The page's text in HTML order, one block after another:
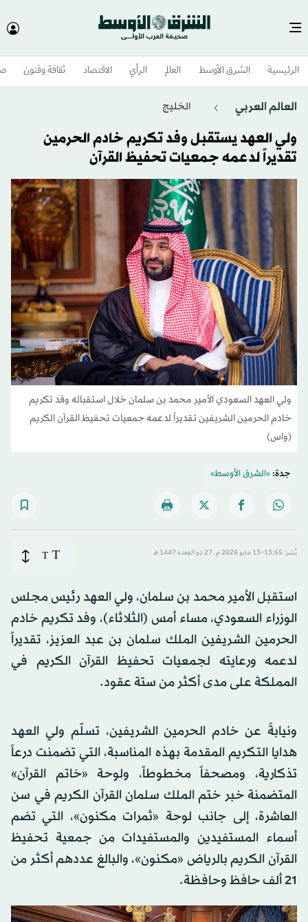
الرئيسية الشرق الأوسط​ العالم الرأي الاقتصاد ثقافة وفنون
العالم العربي الخليج
ولي العهد يستقبل وفد تكريم خادم الحرمين
تقديراً لدعمه جمعيات تحفيظ القرآن
ولي العهد السعودي الأمير محمد بن سلمان خلال استقباله وفد تكريم
خادم الحرمين الشريفين تقديراً لدعمه جمعيات تحفيظ القرآن الكريم
(واس)
جدة:«الشرق الأوسط»
نُشر: 13:55-13 مايو 2026 م ـ 27 ذو القِعدة 1447 هـ T
T
استقبل الأمير محمد بن سلمان، ولي العهد رئيس مجلس
الوزراء السعودي، مساء أمس (الثلاثاء)، وفد تكريم خادم
الحرمين الشريفين الملك سلمان بن عبد العزيز، تقديراً
لدعمه ورعايته لجمعيات تحفيظ القرآن الكريم في
المملكة على مدى أكثر من ستة عقود.
ونيابةً عن خادم الحرمين الشريفين، تسلّم ولي العهد
هدايا التكريم المقدمة بهذه المناسبة، التي تضمنت درعاً
تذكارية، ومصحفاً مخطوطاً، ولوحة «خاتم القرآن»
المتضمنة خبر ختم الملك سلمان القرآن الكريم في سن
العاشرة، إلى جانب لوحة «ثمرات مكنون»، التي تضم
أسماء المستفيدين والمستفيدات من جمعية تحفيظ
القرآن الكريم بالرياض «مكنون»، والبالغ عددهم أكثر من
21 ألف حافظ وحافظة.